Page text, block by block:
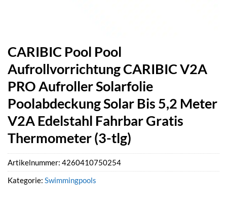
CARIBIC Pool Pool
Aufrollvorrichtung CARIBIC V2A
PRO Aufroller Solarfolie
Poolabdeckung Solar Bis 5,2 Meter
V2A Edelstahl Fahrbar Gratis
Thermometer (3-tlg)
Artikelnummer: 4260410750254
Kategorie: Swimmingpools